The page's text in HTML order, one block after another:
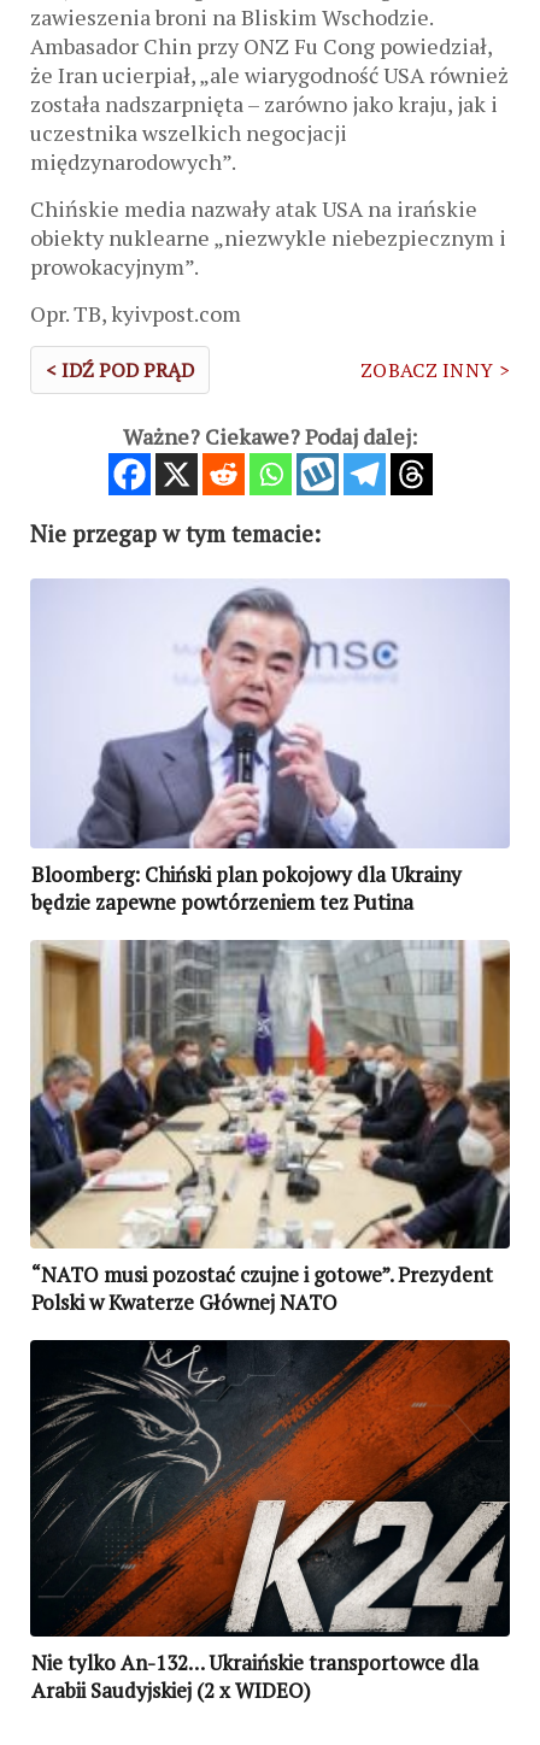
zawieszenia broni na Bliskim Wschodzie.
Ambasador Chin przy ONZ Fu Cong powiedział,
że Iran ucierpiał, „ale wiarygodność USA również
została nadszarpnięta – zarówno jako kraju, jak i
uczestnika wszelkich negocjacji
międzynarodowych”.
Chińskie media nazwały atak USA na irańskie
obiekty nuklearne „niezwykle niebezpiecznym i
prowokacyjnym”.
Opr. TB, kyivpost.com
< IDŹ POD PRĄD ZOBACZ INNY >
Ważne? Ciekawe? Podaj dalej:
Nie przegap w tym temacie:
Bloomberg: Chiński plan pokojowy dla Ukrainy
będzie zapewne powtórzeniem tez Putina
“NATO musi pozostać czujne i gotowe”. Prezydent
Polski w Kwaterze Głównej NATO
Nie tylko An-132… Ukraińskie transportowce dla
Arabii Saudyjskiej (2 x WIDEO)